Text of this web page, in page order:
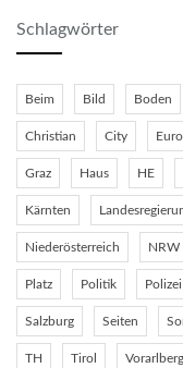
Schlagwörter
Beim Bild Boden
Christian City
Graz Haus HE
Kärnten
Niederösterreich NRW
Platz Politik Polizei
Salzburg Seiten
TH Tirol Vorarlberg